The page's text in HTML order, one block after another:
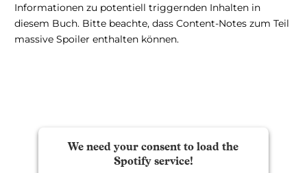
Informationen zu potentiell triggernden Inhalten in
diesem Buch. Bitte beachte, dass Content-Notes zum Teil
massive Spoiler enthalten können.
We need your consent to load the
Spotify service!